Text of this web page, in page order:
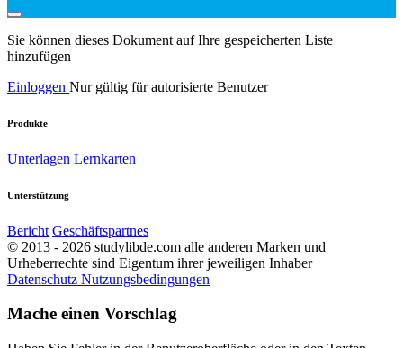
Sie können dieses Dokument auf Ihre gespeicherten Liste
hinzufügen
Einloggen Nur gültig für autorisierte Benutzer
Produkte
Unterlagen Lernkarten
Unterstützung
Bericht Geschäftspartnes
© 2013 - 2026 studylibde.com alle anderen Marken und
Urheberrechte sind Eigentum ihrer jeweiligen Inhaber
Datenschutz Nutzungsbedingungen
Mache einen Vorschlag